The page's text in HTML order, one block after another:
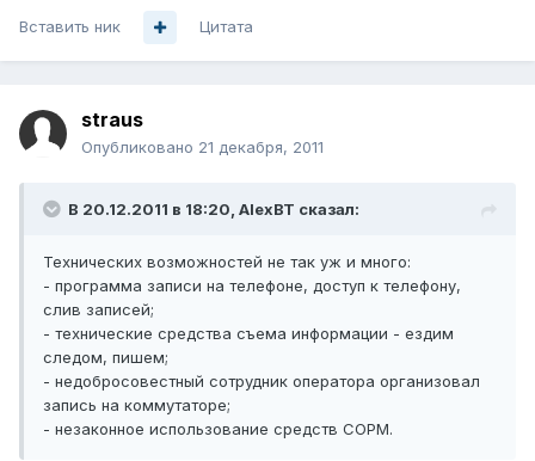
Вставить ник Цитата
straus
Опубликовано 21 декабря, 2011
В 20.12.2011 в 18:20, AlexBT сказал:
Технических возможностей не так уж и много:
- программа записи на телефоне, доступ к телефону,
слив записей;
- технические средства съема информации - ездим
следом, пишем;
- недобросовестный сотрудник оператора организовал
запись на коммутаторе;
- незаконное использование средств СОРМ.